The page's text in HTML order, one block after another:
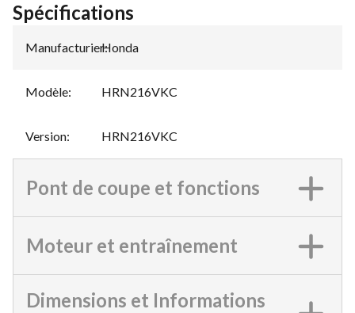
Spécifications
Manufacturier:
Honda
Modèle: HRN216VKC
Version: HRN216VKC
Pont de coupe et fonctions
Moteur et entraînement
Dimensions et Informations